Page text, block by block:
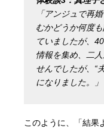
「アンジュで再
むかどうか何度
ていましたが、
情報を集め、二
せんでしたが、“
になりました。」
このように、「結果